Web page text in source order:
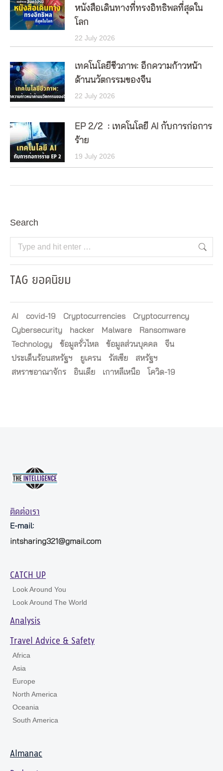
หนังสือเดินทางที่ทรงอิทธิพลที่สุดใน
โลก
22 July 2026
เทคโนโลยีชีวภาพ: อีกความก้าวหน้า
ด้านนวัตกรรมของจีน
22 July 2026
EP 2/2 : เทคโนโลยี AI กับการก่อการ
ร้าย
19 July 2026
Search
Search:
TAG ยอดนิยม
AI covid-19 Cryptocurrencies
Cryptocurrency
Cybersecurity
hacker Malware
Ransomware
Technology
ข้อมูลรั่วไหล ข้อมูลส่วนบุคคล
จีน
ประเด็นร้อนสหรัฐฯ
ยูเครน รัสเซีย
สหรัฐฯ
สหราชอาณาจักร
อินเดีย เกาหลีเหนือ โควิด-19
ติดต่อเรา
E-mail:
intsharing321@gmail.com
CATCH UP
Look Around You
Look Around The World
Analysis
Travel Advice & Safety
Africa
Asia
Europe
North America
Oceania
South America
Almanac